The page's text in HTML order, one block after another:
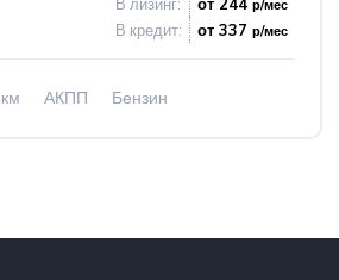
р/мес
В кредит: от 337 р/мес
АКПП
Бензин